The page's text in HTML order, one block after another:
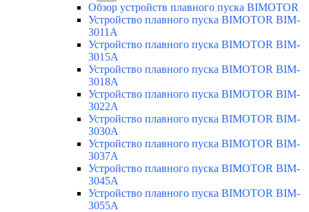
Обзор устройств плавного пуска BIMOTOR
Устройство плавного пуска BIMOTOR BIM-
3011A
Устройство плавного пуска BIMOTOR BIM-
3015A
Устройство плавного пуска BIMOTOR BIM-
3018A
Устройство плавного пуска BIMOTOR BIM-
3022A
Устройство плавного пуска BIMOTOR BIM-
3030A
Устройство плавного пуска BIMOTOR BIM-
3037A
Устройство плавного пуска BIMOTOR BIM-
3045A
Устройство плавного пуска BIMOTOR BIM-
3055A